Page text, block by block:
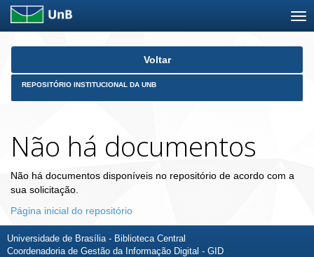
Skip
Voltar
REPOSITÓRIO INSTITUCIONAL DA UNB
Não há documentos
Não há documentos disponíveis no repositório de acordo com a
sua solicitação.
Página inicial do repositório
Universidade de Brasília - Biblioteca Central
Coordenadoria de Gestão da Informação Digital - GID